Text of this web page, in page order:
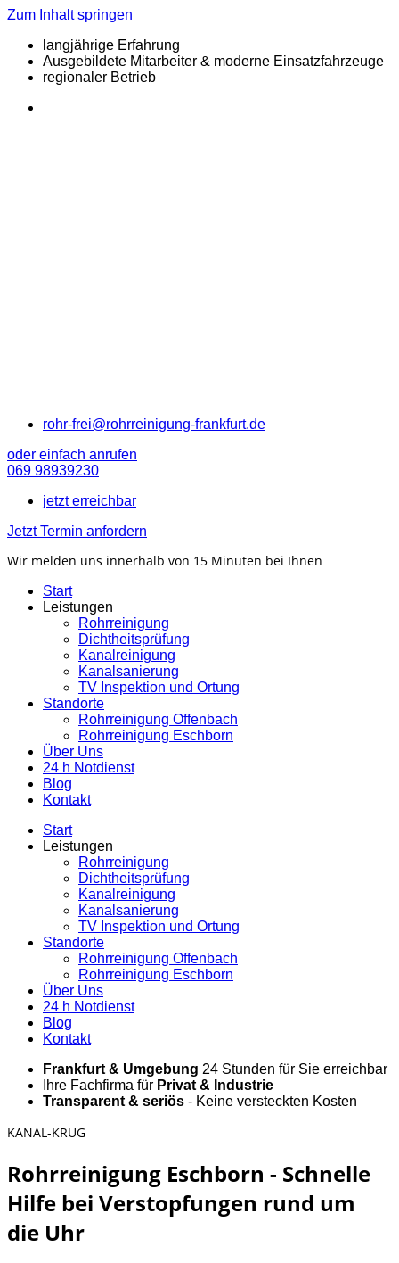
Zum Inhalt springen
langjährige Erfahrung
Ausgebildete Mitarbeiter & moderne Einsatzfahrzeuge
regionaler Betrieb
rohr-frei@rohrreinigung-frankfurt.de
oder einfach anrufen
069 98939230
jetzt erreichbar
Jetzt Termin anfordern
Wir melden uns innerhalb von 15 Minuten bei Ihnen
Start
Leistungen
Rohrreinigung
Dichtheitsprüfung
Kanalreinigung
Kanalsanierung
TV Inspektion und Ortung
Standorte
Rohrreinigung Offenbach
Rohrreinigung Eschborn
Über Uns
24 h Notdienst
Blog
Kontakt
Start
Leistungen
Rohrreinigung
Dichtheitsprüfung
Kanalreinigung
Kanalsanierung
TV Inspektion und Ortung
Standorte
Rohrreinigung Offenbach
Rohrreinigung Eschborn
Über Uns
24 h Notdienst
Blog
Kontakt
Frankfurt & Umgebung 24 Stunden für Sie erreichbar
Ihre Fachfirma für Privat & Industrie
Transparent & seriös - Keine versteckten Kosten
KANAL-KRUG
Rohrreinigung Eschborn - Schnelle
Hilfe bei Verstopfungen rund um
die Uhr